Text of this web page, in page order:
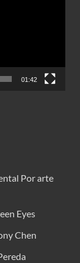
01:42
Por arte
Eyes
Chen